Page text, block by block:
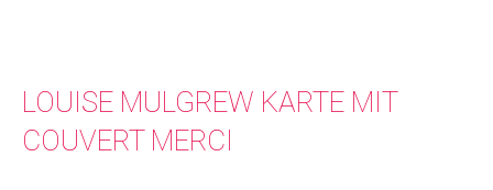
LOUISE MULGREW KARTE MIT
COUVERT MERCI